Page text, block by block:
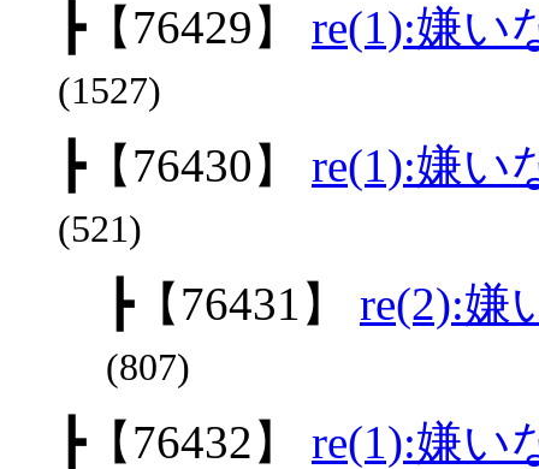
┣【76429】 re(1):嫌い
(1527)
┣【76430】 re(1):嫌い
(521)
┣【76431】 re(2):嫌
(807)
┣【76432】 re(1):嫌い